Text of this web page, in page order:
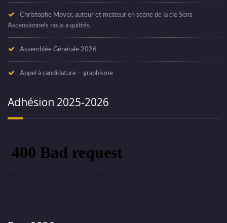
Christophe Moyer, auteur et metteur en scène de la cie Sens
Ascensionnels nous a quittés.
Assemblée Générale 2026
Appel à candidature – graphisme
Adhésion 2025-2026